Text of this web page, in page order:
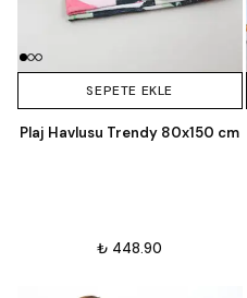
SEPETE EKLE
Plaj Havlusu Trendy 80x150 cm
₺ 448.90